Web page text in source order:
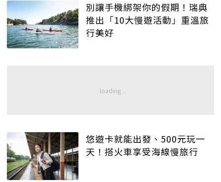
別讓手機綁架你的假期！瑞典
推出「10大慢遊活動」重溫旅
行美好
悠遊卡就能出發、500元玩一
天！搭火車享受海線慢旅行